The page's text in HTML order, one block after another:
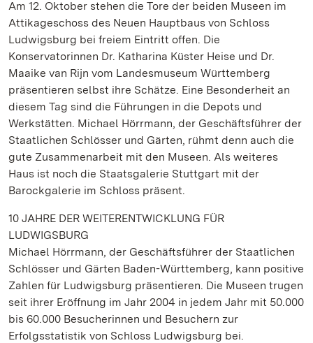
Am 12. Oktober stehen die Tore der beiden Museen im
Attikageschoss des Neuen Hauptbaus von Schloss
Ludwigsburg bei freiem Eintritt offen. Die
Konservatorinnen Dr. Katharina Küster Heise und Dr.
Maaike van Rijn vom Landesmuseum Württemberg
präsentieren selbst ihre Schätze. Eine Besonderheit an
diesem Tag sind die Führungen in die Depots und
Werkstätten. Michael Hörrmann, der Geschäftsführer der
Staatlichen Schlösser und Gärten, rühmt denn auch die
gute Zusammenarbeit mit den Museen. Als weiteres
Haus ist noch die Staatsgalerie Stuttgart mit der
Barockgalerie im Schloss präsent.
10 JAHRE DER WEITERENTWICKLUNG FÜR
LUDWIGSBURG
Michael Hörrmann, der Geschäftsführer der Staatlichen
Schlösser und Gärten Baden-Württemberg, kann positive
Zahlen für Ludwigsburg präsentieren. Die Museen trugen
seit ihrer Eröffnung im Jahr 2004 in jedem Jahr mit 50.000
bis 60.000 Besucherinnen und Besuchern zur
Erfolgsstatistik von Schloss Ludwigsburg bei.